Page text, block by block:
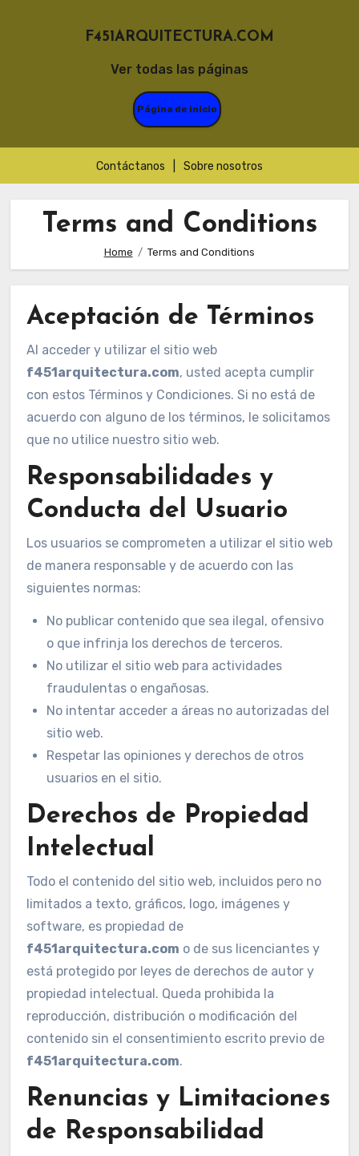
Ver todas las páginas
F451ARQUITECTURA.COM
Página de inicio
Contáctanos Sobre nosotros
Terms and Conditions
Home Terms and Conditions
Aceptación de Términos
Al acceder y utilizar el sitio web
f451arquitectura.com, usted acepta cumplir
con estos Términos y Condiciones. Si no está de
acuerdo con alguno de los términos, le solicitamos
que no utilice nuestro sitio web.
Responsabilidades y
Conducta del Usuario
Los usuarios se comprometen a utilizar el sitio web
de manera responsable y de acuerdo con las
siguientes normas:
No publicar contenido que sea ilegal, ofensivo
o que infrinja los derechos de terceros.
No utilizar el sitio web para actividades
fraudulentas o engañosas.
No intentar acceder a áreas no autorizadas del
sitio web.
Respetar las opiniones y derechos de otros
usuarios en el sitio.
Derechos de Propiedad
Intelectual
Todo el contenido del sitio web, incluidos pero no
limitados a texto, gráficos, logo, imágenes y
software, es propiedad de
f451arquitectura.com o de sus licenciantes y
está protegido por leyes de derechos de autor y
propiedad intelectual. Queda prohibida la
reproducción, distribución o modificación del
contenido sin el consentimiento escrito previo de
f451arquitectura.com.
Renuncias y Limitaciones
de Responsabilidad